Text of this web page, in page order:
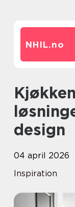
NHIL.no
Kjøkken alnabru praktiske
design
04 april 2026
Inspiration